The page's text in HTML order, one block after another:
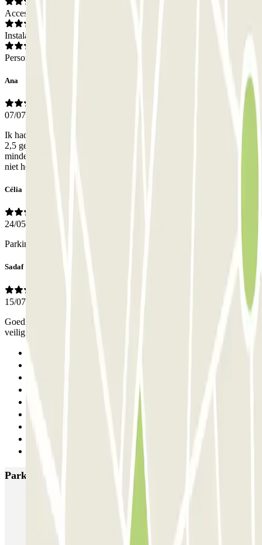
Acceso
Instalaciones
Personal
Ana
07/07/2026
Ik had helaas nep kaarten gekocht voor Bruno Mars daardoor heb ik
2,5 geparkeerd ipv 8,5 uur. ik belde jullie om te vragen of ik dan
minder hoefde te betalen. maar helaas jullie medewerker wilde mij
niet helpen. en moet ik gewoon de 8.5 uur betalen.
Célia
24/05/2026
Parking pas assez visible et sortie piétonne difficilement identifiable
Sadaf
15/07/2025
Goedkoop en dicht bij centrum en de Arena. goed berijkbaar en
veilig parkeren voor slechts 24 euro voor 10 uur in Amsterdam...
Parkings más valorados en Ámsterdam
Q-Park Europarking
Q-Park Museumplein